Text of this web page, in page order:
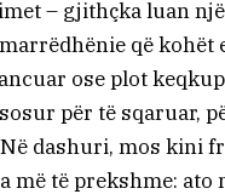
– gjithçka luan
që kohët
ose plot
për të sqaruar,
dashuri, mos kini
më të prekshme: ato